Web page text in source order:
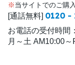
※当サイトでのご購
[通話無料] 0120 -
お電話の受付時間：
月～土 AM10:00～